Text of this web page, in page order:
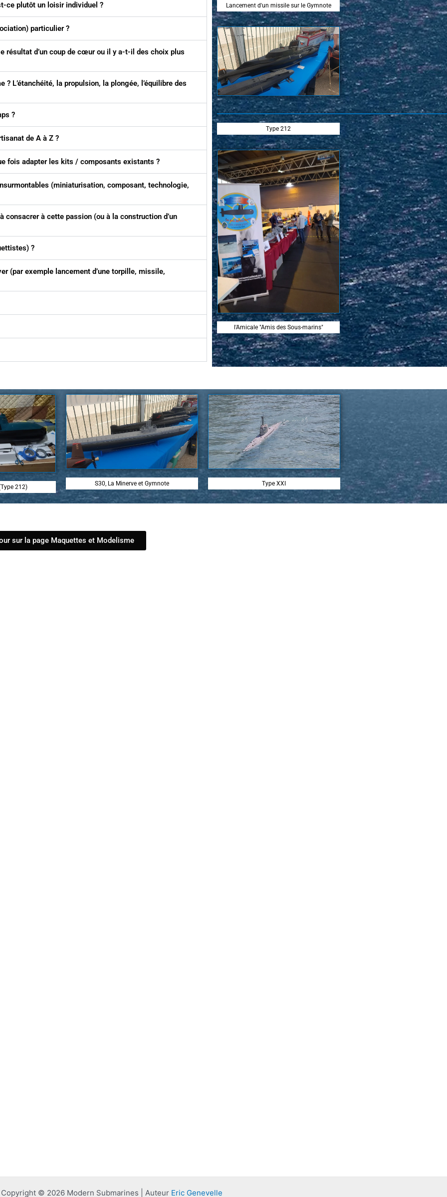
ce plutôt un loisir individuel ?
particulier ?
résultat d’un coup de cœur ou il y a-t-il des choix plus
L’étanchéité, la propulsion, la plongée, l’équilibre des
?
de A à Z ?
fois adapter les kits / composants existants ?
(miniaturisation, composant, technologie,
consacrer à cette passion (ou à la construction d’un
?
(par exemple lancement d’une torpille, missile,
Lancement d'un missile sur le Gymnote
Type 212
l'Amicale "Amis des Sous-marins"
212)
S30, La Minerve et Gymnote Type XXI
sur la page Maquettes et Modelisme
Copyright © 2026 Modern Submarines | Auteur Eric Genevelle